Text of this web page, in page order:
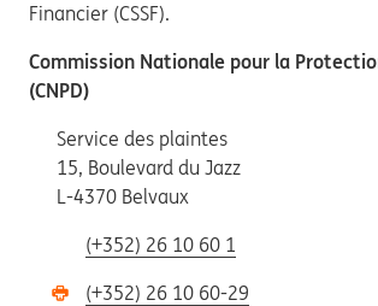
Financier (CSSF).
Commission Nationale pour la
(CNPD)
Service des plaintes
15, Boulevard du Jazz
L-4370 Belvaux
(+352) 26 10 60 1
(+352) 26 10 60-29